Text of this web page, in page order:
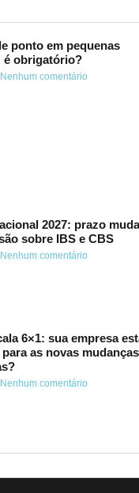
ponto em pequenas
é obrigatório?
Nenhum comentário
2027: prazo
sobre IBS e CBS
Nenhum comentário
6×1: sua empresa
as novas mudanças
Nenhum comentário